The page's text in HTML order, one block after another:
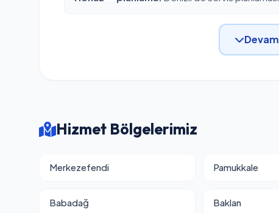
Hizmet Bölgelerimiz
Merkezefendi Pamukkale
Babadağ Baklan